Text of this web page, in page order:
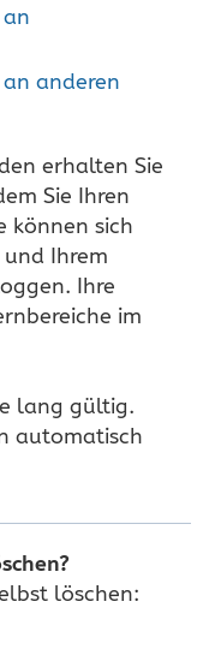
anderen
erhalten Sie
Sie Ihren
können sich
Ihrem
Ihre
im
lang gültig.
automatisch
löschen: